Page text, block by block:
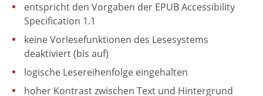
entspricht den Vorgaben der EPUB Accessibility
Specification 1.1
keine Vorlesefunktionen des Lesesystems
deaktiviert (bis auf)
logische Lesereihenfolge eingehalten
hoher Kontrast zwischen Text und Hintergrund